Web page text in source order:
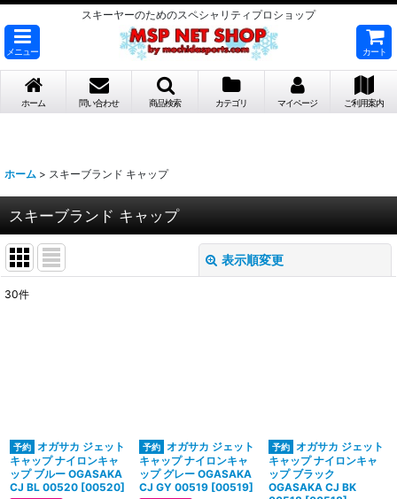
スキーヤーのためのスペシャリティプロショップ
メニュー カート
ホーム 問い合わせ 商品検索 カテゴリ マイページ ご利用案内
ホーム > スキーブランド キャップ
スキーブランド キャップ
表示順変更
30件
オガサカ ジェット
キャップ ナイロンキャ
ップ ブルー OGASAKA
CJ BL 00520 [00520]
オガサカ ジェット
キャップ ナイロンキャ
ップ グレー OGASAKA
CJ GY 00519 [00519]
オガサカ ジェット
キャップ ナイロンキャ
ップ ブラック
OGASAKA CJ BK